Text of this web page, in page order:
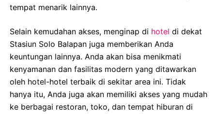
tempat menarik lainnya.
Selain kemudahan akses, menginap di hotel di dekat
Stasiun Solo Balapan juga memberikan Anda
keuntungan lainnya. Anda akan bisa menikmati
kenyamanan dan fasilitas modern yang ditawarkan
oleh hotel-hotel terbaik di sekitar area ini. Tidak
hanya itu, Anda juga akan memiliki akses yang mudah
ke berbagai restoran, toko, dan tempat hiburan di